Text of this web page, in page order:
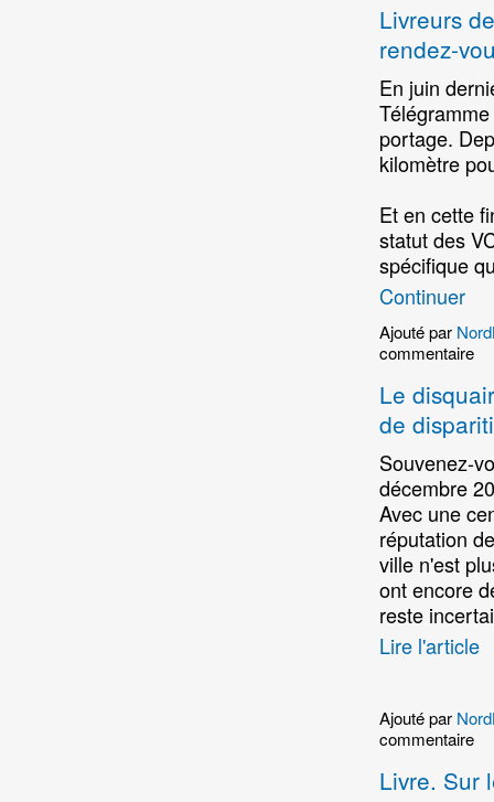
Livreurs
rendez-
En juin
portage.
kilomètre
Et en cette
statut des
spécifique
Continuer
Ajouté par
commentaire
Le
de
Souvenez-
décembre
Avec une
réputation
ville n'est
ont encore
reste
Lire l'article
Ajouté par
commentaire
Livre. Sur